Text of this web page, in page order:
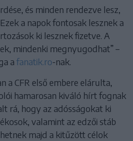
és minden rendezve lesz,
a napok fontosak lesznek a
ki lesznek fizetve. A
mindenki megnyugodhat” –
a fanatik.ro-nak.
a CFR első embere elárulta,
hamarosan kiváló hírt fognak
rá, hogy az adósságokat ki
valamint az edzői stáb
majd a kitűzött célok